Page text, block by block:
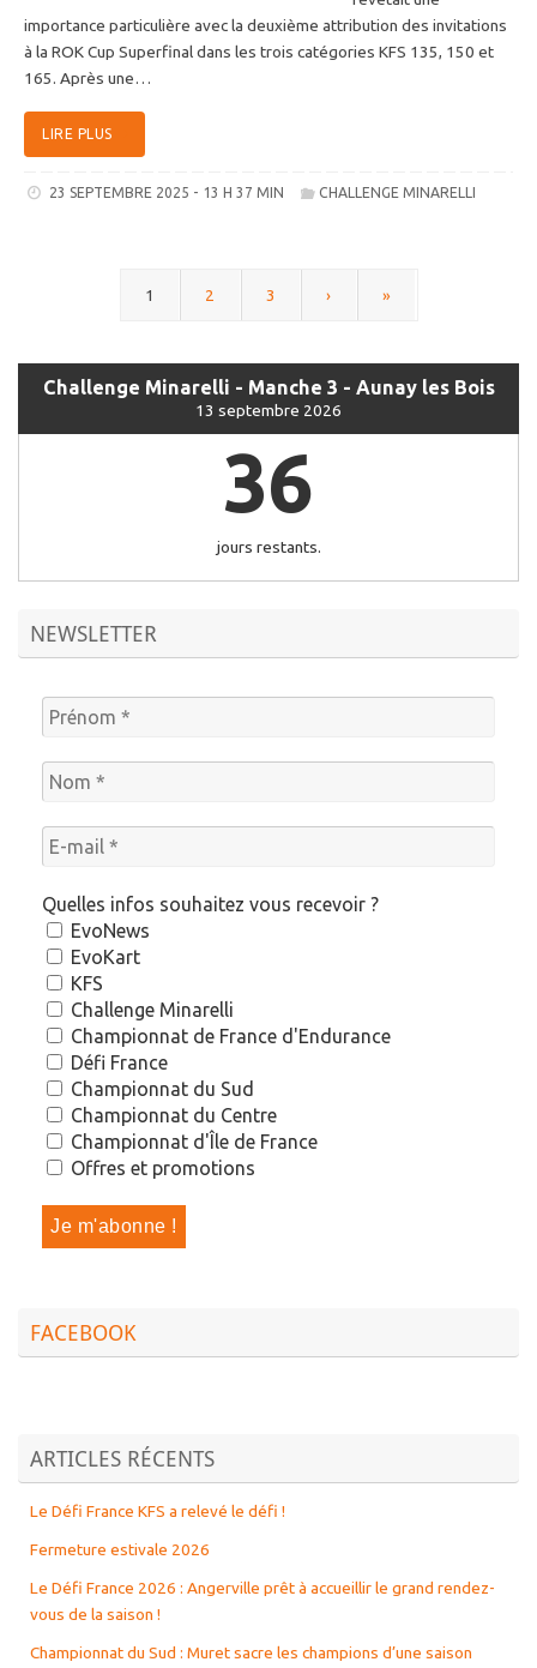
importance particulière avec la deuxième attribution des invitations
à la ROK Cup Superfinal dans les trois catégories KFS 135, 150 et
165. Après une…
LIRE PLUS
23 SEPTEMBRE 2025 - 13 H 37 MIN CHALLENGE MINARELLI
1 2 3 › »
Challenge Minarelli - Manche 3 - Aunay les Bois
13 septembre 2026
36
jours restants.
NEWSLETTER
Quelles infos souhaitez vous recevoir ?
EvoNews
EvoKart
KFS
Challenge Minarelli
Championnat de France d'Endurance
Défi France
Championnat du Sud
Championnat du Centre
Championnat d'Île de France
Offres et promotions
FACEBOOK
ARTICLES RÉCENTS
Le Défi France KFS a relevé le défi !
Fermeture estivale 2026
Le Défi France 2026 : Angerville prêt à accueillir le grand rendez-
vous de la saison !
Championnat du Sud : Muret sacre les champions d’une saison